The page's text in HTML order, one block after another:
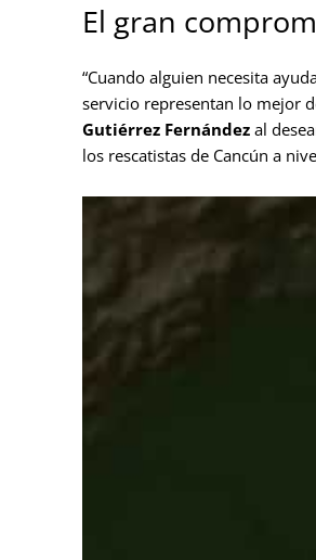
El gran
“Cuando alguien necesita
servicio representan lo mejor
Gutiérrez Fernández al
los rescatistas de Cancún a